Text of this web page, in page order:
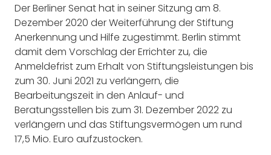
Der Berliner Senat hat in seiner Sitzung am 8.
Dezember 2020 der Weiterführung der Stiftung
Anerkennung und Hilfe zugestimmt. Berlin stimmt
damit dem Vorschlag der Errichter zu, die
Anmeldefrist zum Erhalt von Stiftungsleistungen bis
zum 30. Juni 2021 zu verlängern, die
Bearbeitungszeit in den Anlauf- und
Beratungsstellen bis zum 31. Dezember 2022 zu
verlängern und das Stiftungsvermögen um rund
17,5 Mio. Euro aufzustocken.